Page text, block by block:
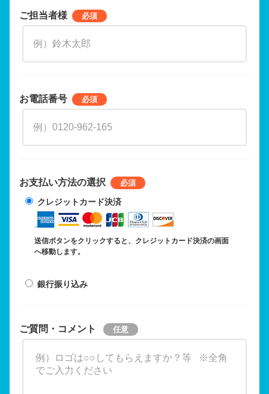
ご担当者様
お電話番号
お支払い方法の選択
クレジットカード決済
送信ボタンをクリックすると、クレジットカード決済の画面
へ移動します。
銀行振り込み
ご質問・コメント